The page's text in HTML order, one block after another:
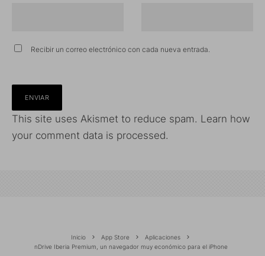
Recibir un correo electrónico con cada nueva entrada.
This site uses Akismet to reduce spam. Learn how
your comment data is processed.
Inicio App Store
Aplicaciones
nDrive Iberia Premium, un navegador muy económico para el iPhone